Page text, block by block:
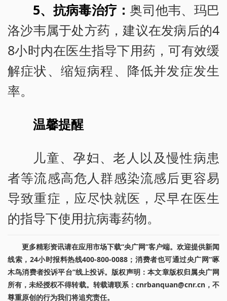
5、抗病毒治疗：奥司他韦、玛巴
洛沙韦属于处方药，建议在发病后的4
8小时内在医生指导下用药，可有效缓
解症状、缩短病程、降低并发症发生
率。
温馨提醒
儿童、孕妇、老人以及慢性病患
者等流感高危人群感染流感后更容易
导致重症，应尽快就医，尽早在医生
的指导下使用抗病毒药物。
更多精彩资讯请在应用市场下载“央广网”客户端。欢迎提供新闻
线索，24小时报料热线400-800-0088；消费者也可通过央广网“啄
木鸟消费者投诉平台”线上投诉。版权声明：本文章版权归属央广网
所有，未经授权不得转载。转载请联系：cnrbanquan@cnr.cn，不
尊重原创的行为我们将追究责任。